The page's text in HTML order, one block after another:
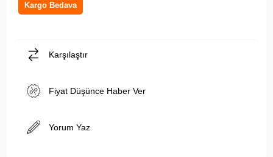
Kargo Bedava
Karşılaştır
Fiyat Düşünce Haber Ver
Yorum Yaz